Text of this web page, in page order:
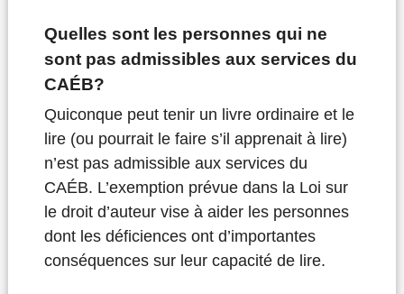
Quelles sont les personnes qui ne
sont pas admissibles aux services du
CAÉB?
Quiconque peut tenir un livre ordinaire et le
lire (ou pourrait le faire s’il apprenait à lire)
n’est pas admissible aux services du
CAÉB. L’exemption prévue dans la Loi sur
le droit d’auteur vise à aider les personnes
dont les déficiences ont d’importantes
conséquences sur leur capacité de lire.